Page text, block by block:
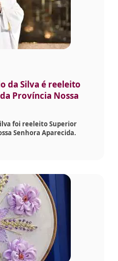
da Silva é reeleito
Província Nossa
foi reeleito Superior
Senhora Aparecida.